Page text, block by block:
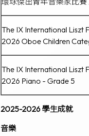
The IX International Liszt
2026 Oboe Children
The IX International Liszt
2026 Piano - Grade 5
2025-2026 學生成就
音樂